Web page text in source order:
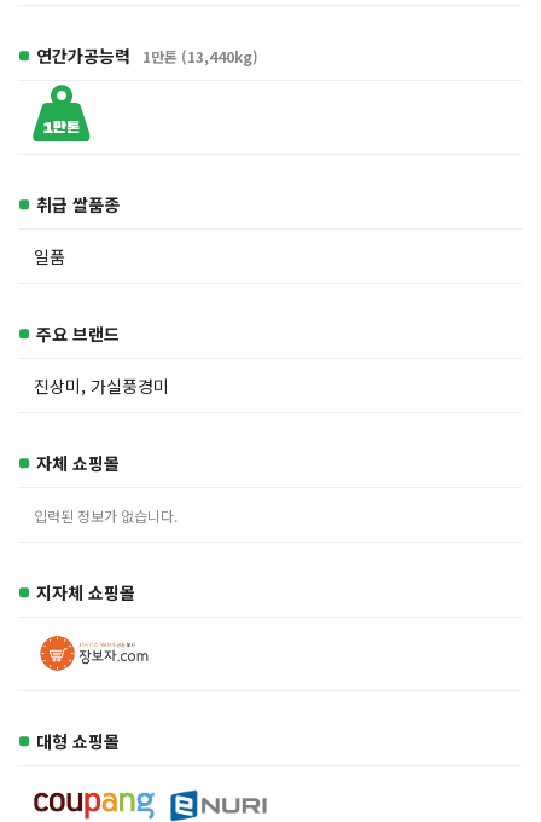
연간가공능력 1만톤 (13,440kg)
취급 쌀품종
일품
주요 브랜드
진상미, 가실풍경미
자체 쇼핑몰
입력된 정보가 없습니다.
지자체 쇼핑몰
대형 쇼핑몰